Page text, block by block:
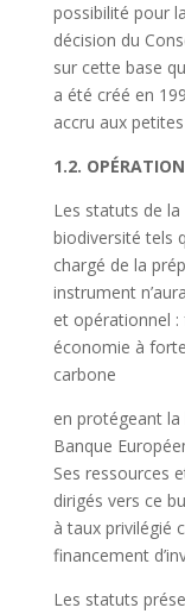
possibilité pour
décision du
sur cette base
a été créé en
accru aux
1.2.
Les statuts de
biodiversité tels
chargé de la
instrument
et opérationnel :
économie à
carbone
en protégeant la
Banque
Ses ressources
dirigés vers ce
à taux privilégié
financement
Les statuts